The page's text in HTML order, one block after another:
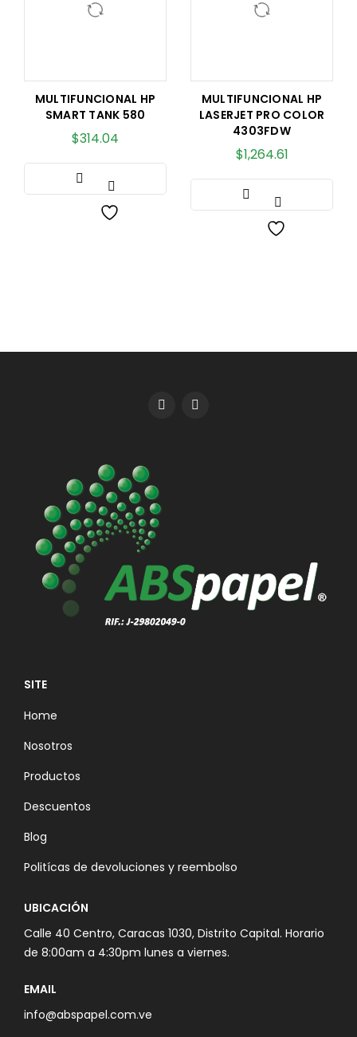
MULTIFUNCIONAL HP
SMART TANK 580
$314.04
MULTIFUNCIONAL HP
LASERJET PRO COLOR
4303FDW
$1,264.61
SITE
Home
Nosotros
Productos
Descuentos
Blog
Politícas de devoluciones y reembolso
UBICACIÓN
Calle 40 Centro, Caracas 1030, Distrito Capital. Horario
de 8:00am a 4:30pm lunes a viernes.
EMAIL
info@abspapel.com.ve